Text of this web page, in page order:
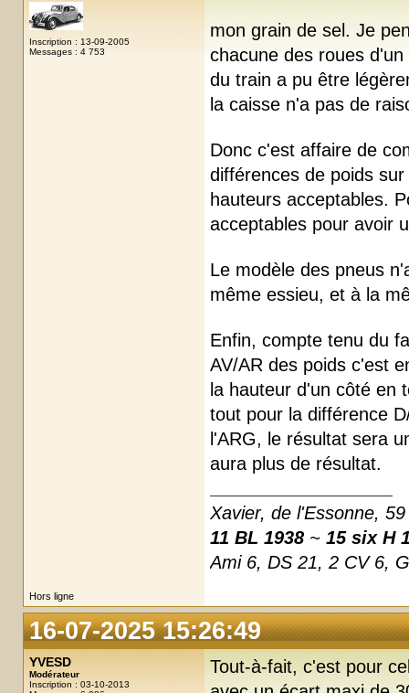
Inscription : 13-09-2005
Messages : 4 753
mon grain de sel. Je
chacune des roues
du train a pu être
la caisse n'a pas de
Donc c'est affaire de
différences de poids
hauteurs acceptables.
acceptables pour avoir
Le modèle des pneus
même essieu, et à la
Enfin, compte tenu du
AV/AR des poids c'est
la hauteur d'un côté en
tout pour la différence
l'ARG, le résultat sera
aura plus de résultat.
Xavier, de l'Essonne,
11 BL 1938 ~ 15 six H
Ami 6, DS 21, 2 CV 6,
Hors ligne
16-07-2025 15:26:49
YVESD
Modérateur
Inscription : 03-10-2013
Tout-à-fait, c'est pour